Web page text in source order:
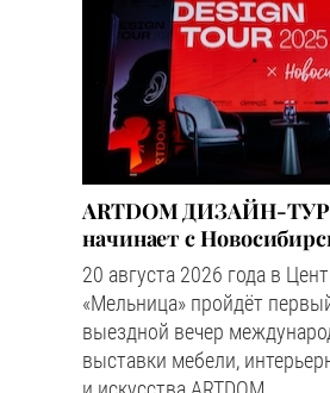
ARTDOM ДИЗАЙН-ТУР
начинает с
20 августа 2026 года в
«Мельница» пройдёт
выездной вечер
выставки мебели,